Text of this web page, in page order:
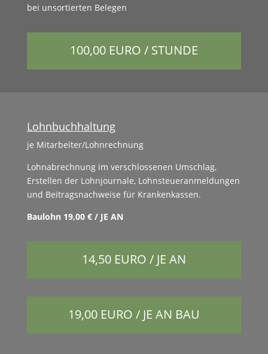
bei unsortierten Belegen
100,00 EURO / STUNDE
Lohnbuchhaltung
je Mitarbeiter/Lohnrechnung
Lohnabrech­nung im ver­schlosse­nen Umschlag,
Erstellen der Lohn­jour­nale, Lohn­s­teuer­an­mel­dun­gen
und Beitragsnach­weise für Krankenkassen.
Baulohn 19,00 € / JE AN
14,50 EURO / JE AN
19,00 EURO / JE AN BAU